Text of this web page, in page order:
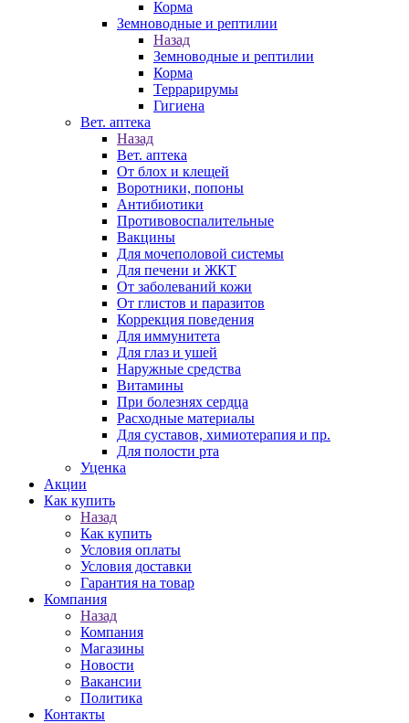
Корма
Земноводные и рептилии
Назад
Земноводные и рептилии
Корма
Террарирумы
Гигиена
Вет. аптека
Назад
Вет. аптека
От блох и клещей
Воротники, попоны
Антибиотики
Противовоспалительные
Вакцины
Для мочеполовой системы
Для печени и ЖКТ
От заболеваний кожи
От глистов и паразитов
Коррекция поведения
Для иммунитета
Для глаз и ушей
Наружные средства
Витамины
При болезнях сердца
Расходные материалы
Для суставов, химиотерапия и пр.
Для полости рта
Уценка
Акции
Как купить
Назад
Как купить
Условия оплаты
Условия доставки
Гарантия на товар
Компания
Назад
Компания
Магазины
Новости
Вакансии
Политика
Контакты